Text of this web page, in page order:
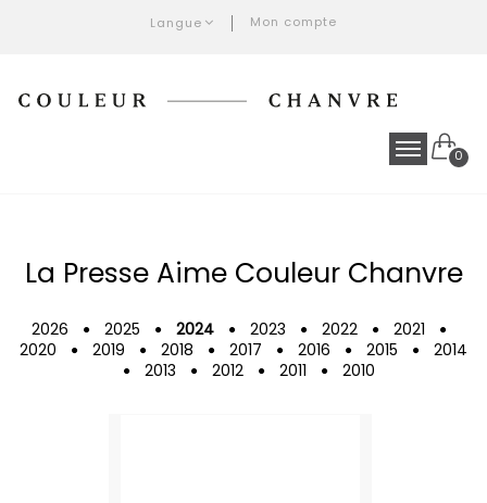
Langue Mon compte
0
La Presse Aime Couleur Chanvre
2026 2025 2024 2023 2022
2021
2020
2019 2018 2017 2016 2015
2014
2013
2012 2011 2010